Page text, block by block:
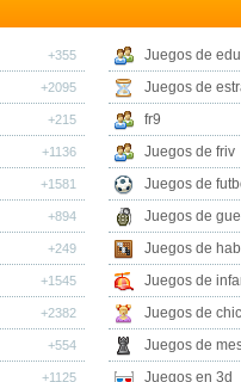
+355
+2095
+215
+1136
+1581
+894
+249
+1545
+2382
+554
+1125
Juegos de
Juegos de
fr9
Juegos de friv
Juegos de
Juegos de
Juegos de
Juegos de
Juegos de
Juegos de
Juegos en 3d